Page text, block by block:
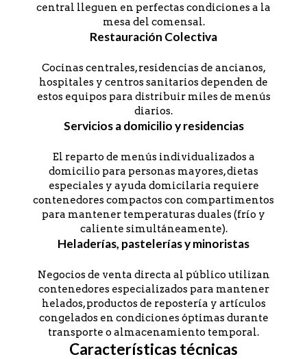
central lleguen en perfectas condiciones a la
mesa del comensal.
Restauración Colectiva
Cocinas centrales, residencias de ancianos,
hospitales y centros sanitarios dependen de
estos equipos para distribuir miles de menús
diarios.
Servicios a domicilio y residencias
El reparto de menús individualizados a
domicilio para personas mayores, dietas
especiales y ayuda domicilaria requiere
contenedores compactos con compartimentos
para mantener temperaturas duales (frío y
caliente simultáneamente).
Heladerías, pastelerías y minoristas
Negocios de venta directa al público utilizan
contenedores especializados para mantener
helados, productos de repostería y artículos
congelados en condiciones óptimas durante
transporte o almacenamiento temporal.
Características técnicas